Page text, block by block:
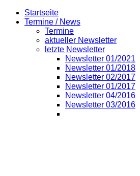
Startseite
Termine / News
Termine
aktueller Newsletter
letzte Newsletter
Newsletter 01/2021
Newsletter 01/2018
Newsletter 02/2017
Newsletter 01/2017
Newsletter 04/2016
Newsletter 03/2016